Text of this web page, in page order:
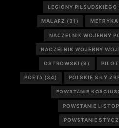
LEGIONY PIŁSUDSKIEGO
MALARZ (31) METRYKA
NACZELNIK WOJENNY
NACZELNIK WOJENNY
OSTROWSKI (9) PILOT
POETA (34) POLSKIE SIŁY
POWSTANIE
POWSTANIE
POWSTANIE